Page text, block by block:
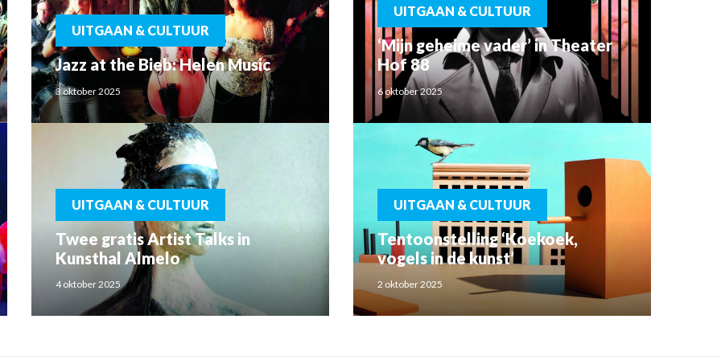
UITGAAN & CULTUUR
Jazz at the Bieb: Helen Music
3 oktober 2025
UITGAAN & CULTUUR
‘Mijn geheime vader’ in Theater
Hof 88
6 oktober 2025
UITGAAN & CULTUUR
Twee gratis Artist Talks in
Kunsthal Almelo
4 oktober 2025
UITGAAN & CULTUUR
Tentoonstelling ‘Koekoek,
vogels in de kunst’
2 oktober 2025